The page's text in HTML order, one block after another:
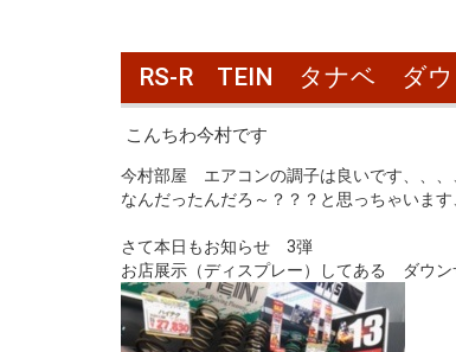
RS-R TEIN タナベ ダ
こんちわ今村です
今村部屋 エアコンの調子は良いです、、、
なんだったんだろ～？？？と思っちゃいま
さて本日もお知らせ 3弾
お店展示（ディスプレー）してある ダウ